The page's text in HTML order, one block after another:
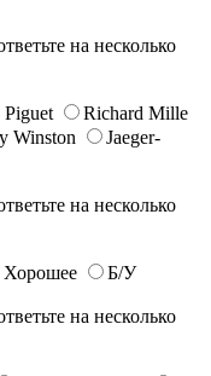
на несколько
Piguet
Richard Mille
Winston
Jaeger-
на несколько
Хорошее
Б/У
на несколько